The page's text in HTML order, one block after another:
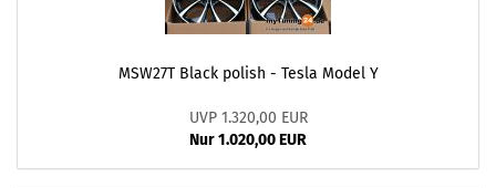
MSW27T Black polish - Tesla Model Y
UVP 1.320,00 EUR
Nur 1.020,00 EUR